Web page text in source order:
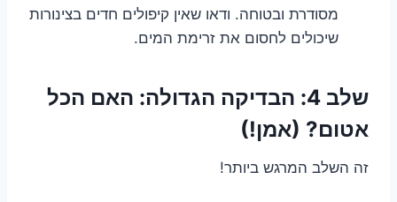
מסודרת ובטוחה. ודאו שאין קיפולים חדים בצינורות
שיכולים לחסום את זרימת המים.
שלב 4: הבדיקה הגדולה: האם הכל
אטום? (אמן!)
זה השלב המרגש ביותר!